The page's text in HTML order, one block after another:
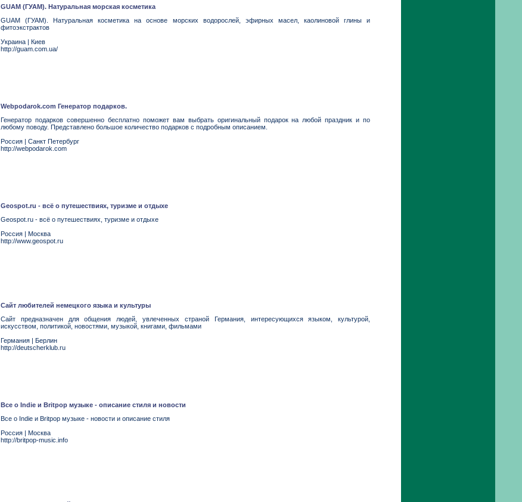
GUAM (ГУАМ). Натуральная морская косметика
GUAM (ГУАМ). Натуральная косметика на основе морских водорослей, эфирных масел, каолиновой глины и
фитоэкстрактов
Украина | Киев
http://guam.com.ua/
Webpodarok.com Генератор подарков.
Генератор подарков совершенно бесплатно поможет вам выбрать оригинальный подарок на любой праздник и по
любому поводу. Представлено большое количество подарков с подробным описанием.
Россия | Санкт Петербург
http://webpodarok.com
Geospot.ru - всё о путешествиях, туризме и отдыхе
Geospot.ru - всё о путешествиях, туризме и отдыхе
Россия | Москва
http://www.geospot.ru
Сайт любителей немецкого языка и культуры
Сайт предназначен для общения людей, увлеченных страной Германия, интересующихся языком, культурой,
искусством, политикой, новостями, музыкой, книгами, фильмами
Германия | Берлин
http://deutscherklub.ru
Все о Indie и Britpop музыке - описание стиля и новости
Все о Indie и Britpop музыке - новости и описание стиля
Россия | Москва
http://britpop-music.info